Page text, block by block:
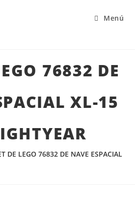
Menú
76832 DE
XL-15
DE LEGO 76832 DE NAVE ESPACIAL